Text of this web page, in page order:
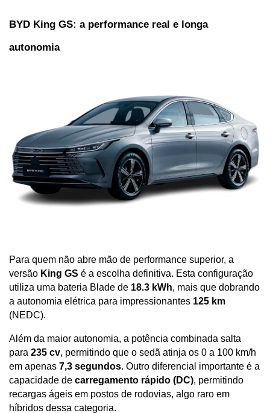
BYD King GS: a performance real e longa
autonomia
Para quem não abre mão de performance superior, a
versão King GS é a escolha definitiva. Esta configuração
utiliza uma bateria Blade de 18.3 kWh, mais que dobrando
a autonomia elétrica para impressionantes 125 km
(NEDC).
Além da maior autonomia, a potência combinada salta
para 235 cv, permitindo que o sedã atinja os 0 a 100 km/h
em apenas 7,3 segundos. Outro diferencial importante é a
capacidade de carregamento rápido (DC), permitindo
recargas ágeis em postos de rodovias, algo raro em
híbridos dessa categoria.